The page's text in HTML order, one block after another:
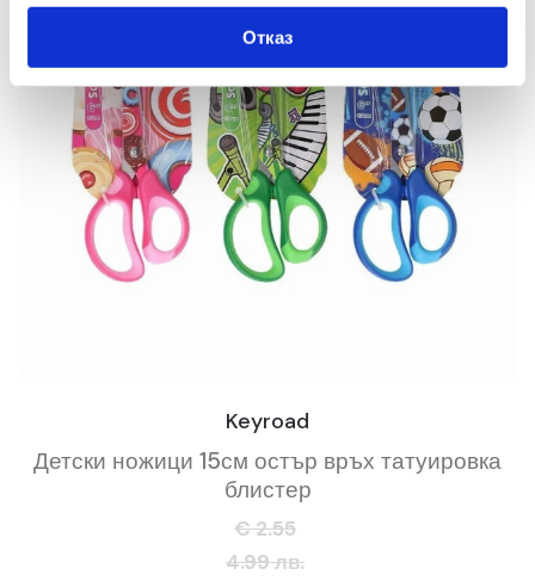
Отказ
Keyroad
Детски ножици 15см остър връх татуировка
блистер
€ 2.55
4.99 лв.